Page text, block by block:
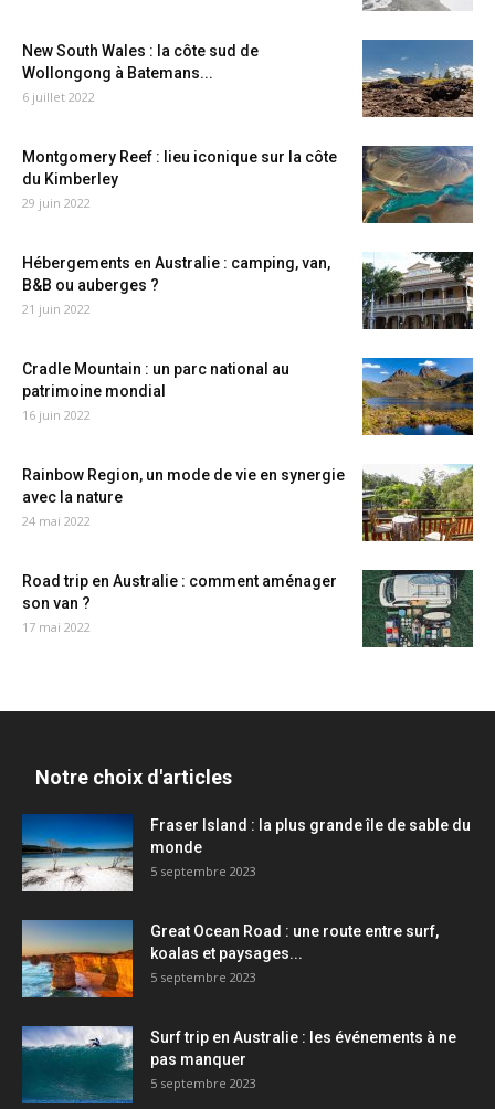
New South Wales : la côte sud de
Wollongong à Batemans...
6 juillet 2022
Montgomery Reef : lieu iconique sur la côte
du Kimberley
29 juin 2022
Hébergements en Australie : camping, van,
B&B ou auberges ?
21 juin 2022
Cradle Mountain : un parc national au
patrimoine mondial
16 juin 2022
Rainbow Region, un mode de vie en synergie
avec la nature
24 mai 2022
Road trip en Australie : comment aménager
son van ?
17 mai 2022
Notre choix d'articles
Fraser Island : la plus grande île de sable du
monde
5 septembre 2023
Great Ocean Road : une route entre surf,
koalas et paysages...
5 septembre 2023
Surf trip en Australie : les événements à ne
pas manquer
5 septembre 2023